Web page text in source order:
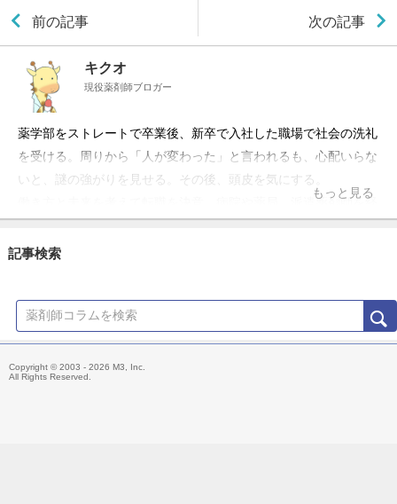
前の記事 次の記事
キクオ
現役薬剤師ブロガー
薬学部をストレートで卒業後、新卒で入社した職場で社会の洗礼
を受ける。周りから「人が変わった」と言われるも、心配いらな
いと、謎の強がりを見せる。その後、頭皮を気にする。
働き方と未来を考えて転職を決意。病院や薬局、派遣薬剤師を経
り。
ーマに薬剤師・薬学生向けのメディアを運営しています！
もっと見る
記事検索
Copyright © 2003 - 2026 M3, Inc.
All Rights Reserved.